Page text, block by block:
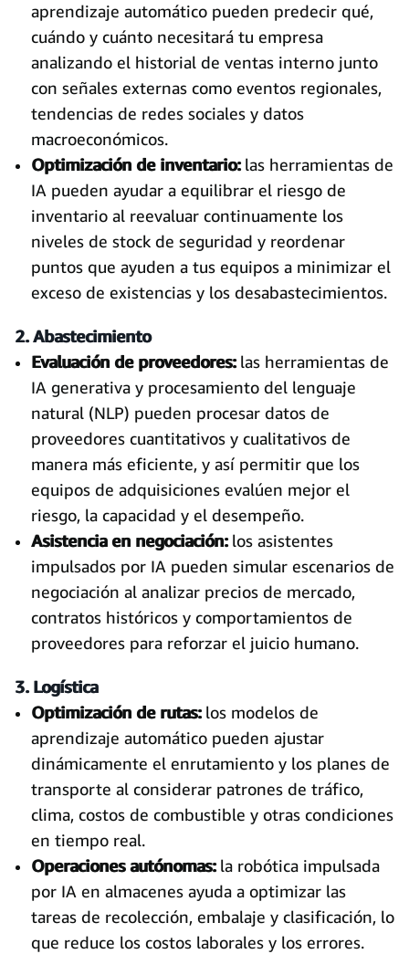
aprendizaje automático pueden predecir qué,
cuándo y cuánto necesitará tu empresa
analizando el historial de ventas interno junto
con señales externas como eventos regionales,
tendencias de redes sociales y datos
macroeconómicos.
Optimización de inventario:las herramientas de
IA pueden ayudar a equilibrar el riesgo de
inventario al reevaluar continuamente los
niveles de stock de seguridad y reordenar
puntos que ayuden a tus equipos a minimizar el
exceso de existencias y los desabastecimientos.
2. Abastecimiento
Evaluación de proveedores:las herramientas de
IA generativa y procesamiento del lenguaje
natural (NLP) pueden procesar datos de
proveedores cuantitativos y cualitativos de
manera más eficiente, y así permitir que los
equipos de adquisiciones evalúen mejor el
riesgo, la capacidad y el desempeño.
Asistencia en negociación:los asistentes
impulsados por IA pueden simular escenarios de
negociación al analizar precios de mercado,
contratos históricos y comportamientos de
proveedores para reforzar el juicio humano.
3. Logística
Optimización de rutas:los modelos de
aprendizaje automático pueden ajustar
dinámicamente el enrutamiento y los planes de
transporte al considerar patrones de tráfico,
clima, costos de combustible y otras condiciones
en tiempo real.
Operaciones autónomas:la robótica impulsada
por IA en almacenes ayuda a optimizar las
tareas de recolección, embalaje y clasificación, lo
que reduce los costos laborales y los errores.